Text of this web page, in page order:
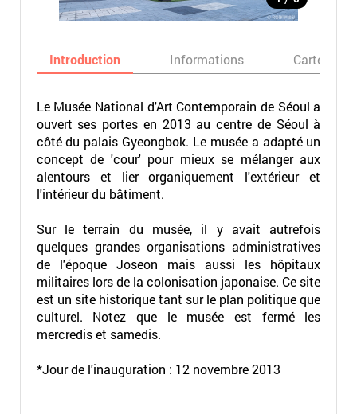
Introduction Informations Carte
Le Musée National d'Art Contemporain de Séoul a
ouvert ses portes en 2013 au centre de Séoul à
côté du palais Gyeongbok. Le musée a adapté un
concept de 'cour' pour mieux se mélanger aux
alentours et lier organiquement l'extérieur et
l'intérieur du bâtiment.
Sur le terrain du musée, il y avait autrefois
quelques grandes organisations administratives
de l'époque Joseon mais aussi les hôpitaux
militaires lors de la colonisation japonaise. Ce site
est un site historique tant sur le plan politique que
culturel. Notez que le musée est fermé les
mercredis et samedis.
*Jour de l'inauguration : 12 novembre 2013